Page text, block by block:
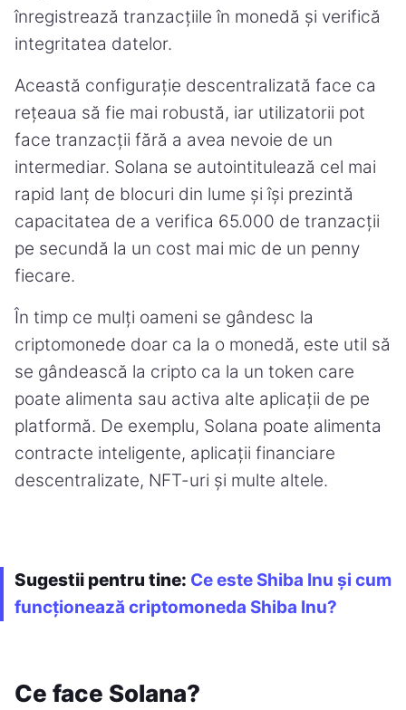
înregistrează tranzacțiile în monedă și verifică
integritatea datelor.
Această configurație descentralizată face ca
rețeaua să fie mai robustă, iar utilizatorii pot
face tranzacții fără a avea nevoie de un
intermediar. Solana se autointitulează cel mai
rapid lanț de blocuri din lume și își prezintă
capacitatea de a verifica 65.000 de tranzacții
pe secundă la un cost mai mic de un penny
fiecare.
În timp ce mulți oameni se gândesc la
criptomonede doar ca la o monedă, este util să
se gândească la cripto ca la un token care
poate alimenta sau activa alte aplicații de pe
platformă. De exemplu, Solana poate alimenta
contracte inteligente, aplicații financiare
descentralizate, NFT-uri și multe altele.
Sugestii pentru tine: Ce este Shiba Inu și cum
funcționează criptomoneda Shiba Inu?
Ce face Solana?